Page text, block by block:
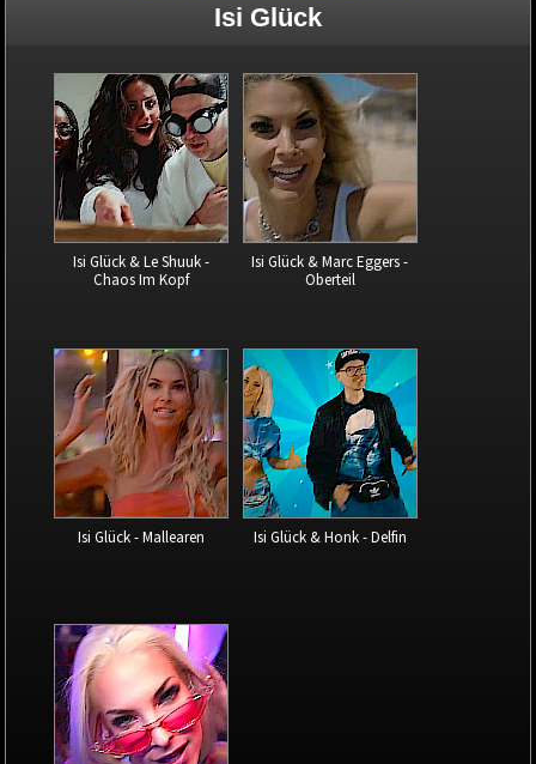
Isi Glück
Isi Glück & Le Shuuk -
Chaos Im Kopf
Isi Glück & Marc Eggers -
Oberteil
Isi Glück - Mallearen Isi Glück & Honk - Delfin